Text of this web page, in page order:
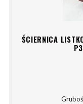
ŚCIERNICA